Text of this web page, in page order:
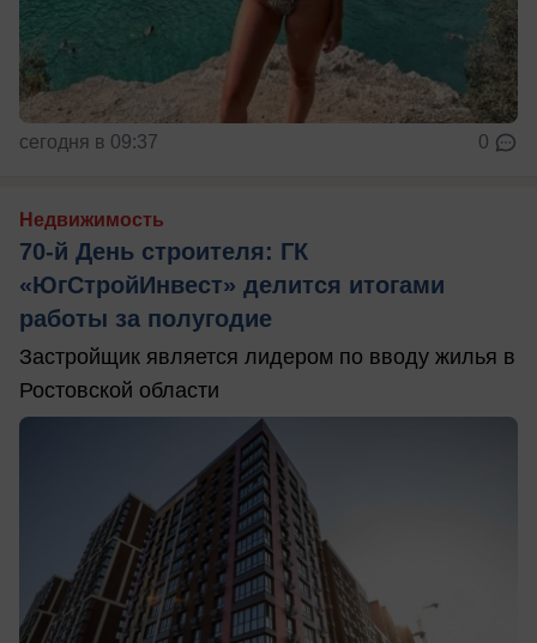
сегодня в 09:37 0
Недвижимость
70-й День строителя: ГК
«ЮгСтройИнвест» делится итогами
работы за полугодие
Застройщик является лидером по вводу жилья в
Ростовской области